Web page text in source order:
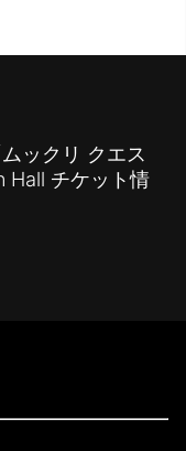
ックリ クエス
Hall チケット情